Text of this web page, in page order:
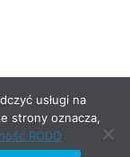
usługi na
strony oznacza,
RODO